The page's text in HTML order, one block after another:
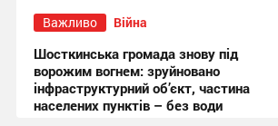
Важливо Війна
Шосткинська громада знову під
ворожим вогнем: зруйновано
інфраструктурний об’єкт, частина
населених пунктів – без води